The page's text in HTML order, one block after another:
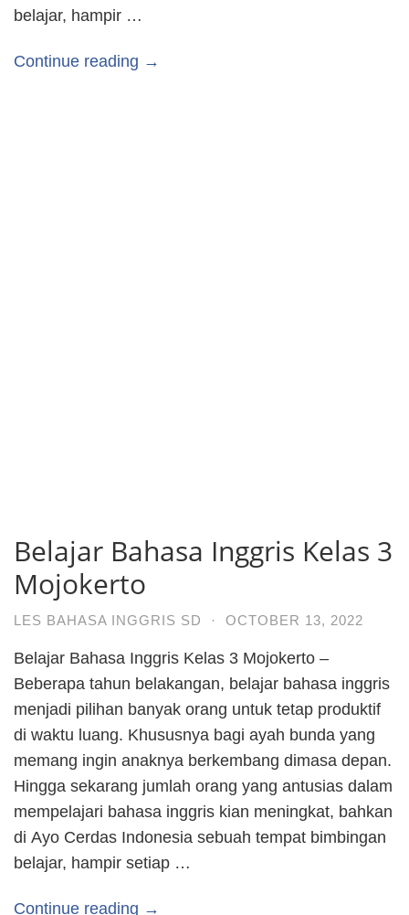
belajar, hampir …
Continue reading →
Belajar Bahasa Inggris Kelas 3
Mojokerto
LES BAHASA INGGRIS SD · OCTOBER 13, 2022
Belajar Bahasa Inggris Kelas 3 Mojokerto –
Beberapa tahun belakangan, belajar bahasa inggris
menjadi pilihan banyak orang untuk tetap produktif
di waktu luang. Khususnya bagi ayah bunda yang
memang ingin anaknya berkembang dimasa depan.
Hingga sekarang jumlah orang yang antusias dalam
mempelajari bahasa inggris kian meningkat, bahkan
di Ayo Cerdas Indonesia sebuah tempat bimbingan
belajar, hampir setiap …
Continue reading →